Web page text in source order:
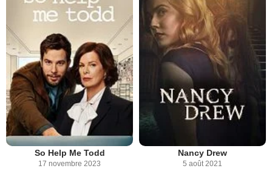
So Help Me Todd
17 novembre 2023
Nancy Drew
5 août 2021